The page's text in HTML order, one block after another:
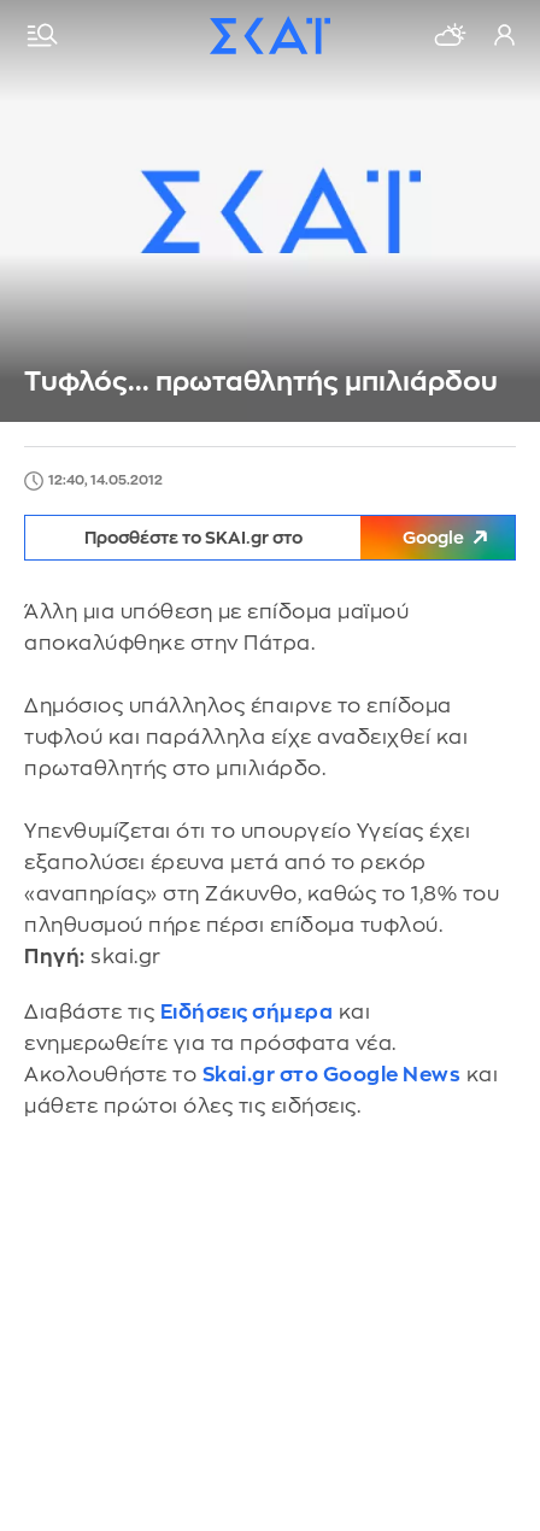
Τυφλός... πρωταθλητής μπιλιάρδου
12:40, 14.05.2012
Προσθέστε το SKAI.gr στο Google
Άλλη μια υπόθεση με επίδομα μαϊμού
αποκαλύφθηκε στην Πάτρα.
Δημόσιος υπάλληλος έπαιρνε το επίδομα
τυφλού και παράλληλα είχε αναδειχθεί και
πρωταθλητής στο μπιλιάρδο.
Υπενθυμίζεται ότι το υπουργείο Υγείας έχει
εξαπολύσει έρευνα μετά από το ρεκόρ
«αναπηρίας» στη Ζάκυνθο, καθώς το 1,8% του
πληθυσμού πήρε πέρσι επίδομα τυφλού.
Πηγή: skai.gr
Διαβάστε τις Ειδήσεις σήμερα και
ενημερωθείτε για τα πρόσφατα νέα.
Ακολουθήστε το Skai.gr στο Google News και
μάθετε πρώτοι όλες τις ειδήσεις.